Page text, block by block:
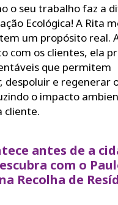
o seu trabalho faz a
Ecológica! A Rita
um propósito real.
com os clientes, ela
que permitem
despoluir e regenerar
o impacto
cliente.
antes de a
com o
Recolha de